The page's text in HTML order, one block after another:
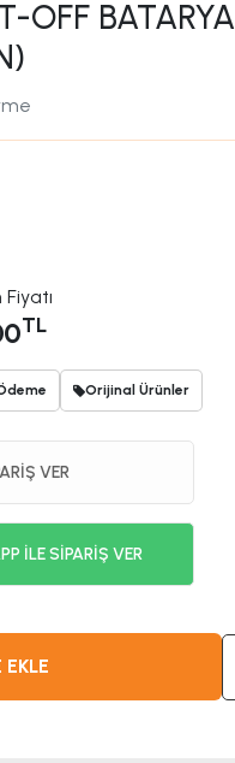
OFF BATARYA
TL
Orijinal Ürünler
VER
İLE SİPARİŞ VER
EKLE